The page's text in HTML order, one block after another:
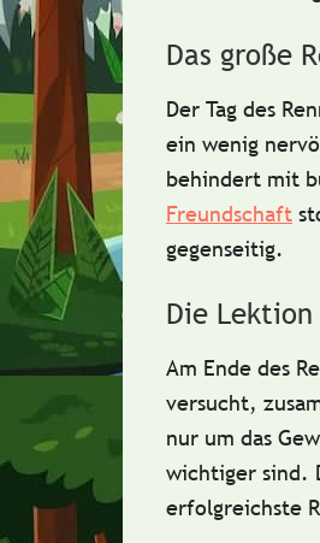
Das große
Der Tag des
ein wenig
behindert mit
Freundschaft
gegenseitig.
Die Lektion
Am Ende des
versucht,
nur um das
wichtiger sind.
erfolgreichste